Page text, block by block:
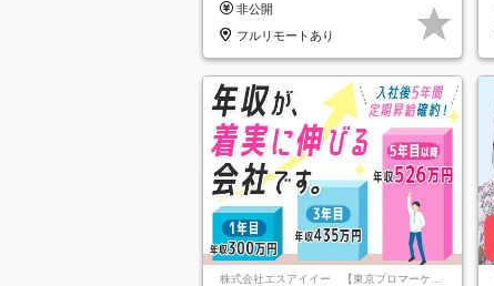
託
非公開
フルリモートあり
株式会社エスアイイー 【東京プロマーケッ